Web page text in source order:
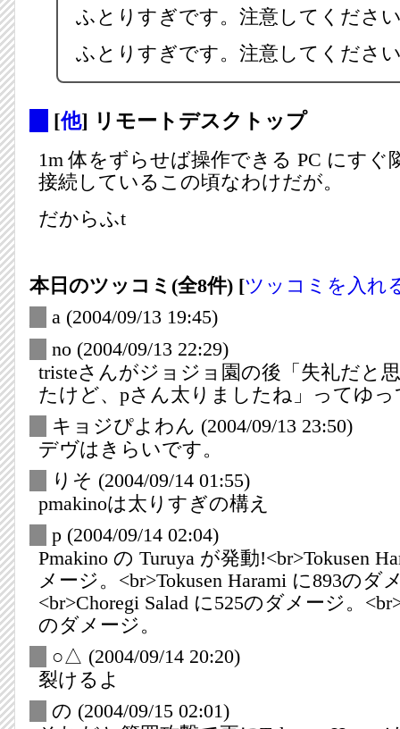
ふとりすぎです。注意してくださ
ふとりすぎです。注意してくださ
[他] リモートデスクトップ
1m 体をずらせば操作できる PC にすぐ
接続しているこの頃なわけだが。
だからふt
本日のツッコミ(全8件) [ツッコミを入れ
a (2004/09/13 19:45)
no (2004/09/13 22:29)
tristeさんがジョジョ園の後「失礼だと
たけど、pさん太りましたね」ってゆっ
キョジぴよわん (2004/09/13 23:50)
デヴはきらいです。
りそ (2004/09/14 01:55)
pmakinoは太りすぎの構え
p (2004/09/14 02:04)
Pmakino の Turuya が発動!<br>Tokusen
メージ。<br>Tokusen Harami に893のダ
<br>Choregi Salad に525のダメージ。
のダメージ。
○△ (2004/09/14 20:20)
裂けるよ
の (2004/09/15 02:01)